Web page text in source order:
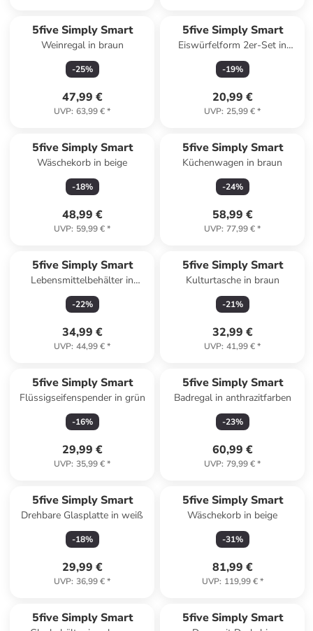
5five Simply Smart
Weinregal in braun
-25%
47,99 €
UVP: 63,99 €*
5five Simply Smart
Eiswürfelform 2er-Set in
mehrfarben
-19%
20,99 €
UVP: 25,99 €*
5five Simply Smart
Wäschekorb in beige
-18%
48,99 €
UVP: 59,99 €*
5five Simply Smart
Küchenwagen in braun
-24%
58,99 €
UVP: 77,99 €*
5five Simply Smart
Lebensmittelbehälter in
transparent
-22%
34,99 €
UVP: 44,99 €*
5five Simply Smart
Kulturtasche in braun
-21%
32,99 €
UVP: 41,99 €*
5five Simply Smart
Flüssigseifenspender in grün
-16%
29,99 €
UVP: 35,99 €*
5five Simply Smart
Badregal in anthrazitfarben
-23%
60,99 €
UVP: 79,99 €*
5five Simply Smart
Drehbare Glasplatte in weiß
-18%
29,99 €
UVP: 36,99 €*
5five Simply Smart
Wäschekorb in beige
-31%
81,99 €
UVP: 119,99 €*
5five Simply Smart 5five Simply Smart